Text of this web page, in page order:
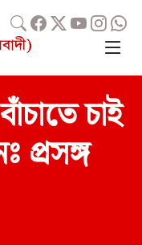
চাই
প্রসঙ্গ